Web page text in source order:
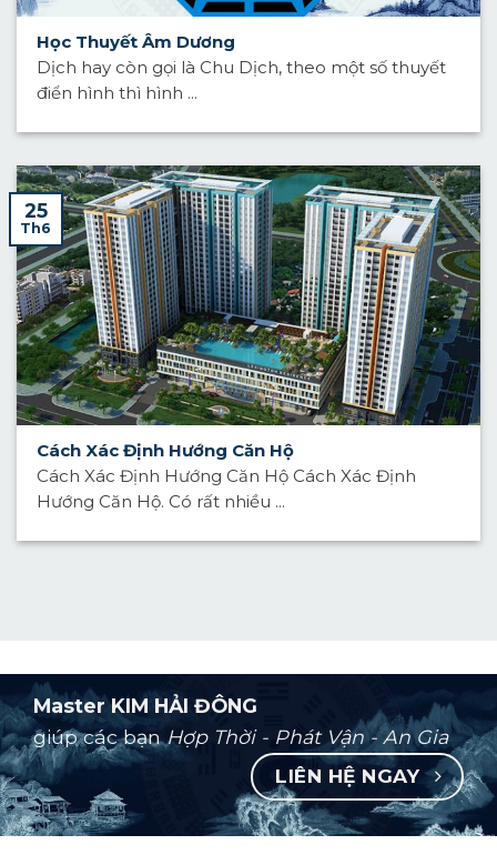
Học Thuyết Âm Dương
Dịch hay còn gọi là Chu Dịch, theo một số thuyết
điển hình thì hình ...
Cách Xác Định Hướng Căn Hộ
Cách Xác Định Hướng Căn Hộ Cách Xác Định
Hướng Căn Hộ. Có rất nhiều ...
25
Th6
Master KIM HẢI ĐÔNG
giúp các bạnHợp Thời - Phát Vận - An Gia
LIÊN HỆ NGAY